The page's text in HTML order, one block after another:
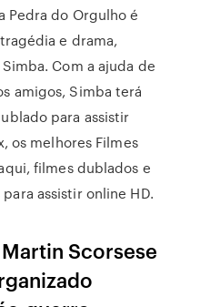
Pedra do Orgulho é
e drama,
Com a ajuda de
amigos, Simba terá
para assistir
os melhores Filmes
filmes dublados e
assistir online HD.
Scorsese